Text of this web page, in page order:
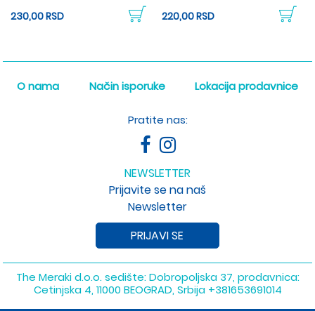
230,00 RSD 220,00 RSD
O nama Način isporuke Lokacija prodavnice
Pratite nas:
NEWSLETTER
Prijavite se na naš
Newsletter
PRIJAVI SE
The Meraki d.o.o. sedište: Dobropoljska 37, prodavnica:
Cetinjska 4, 11000 BEOGRAD, Srbija +381653691014